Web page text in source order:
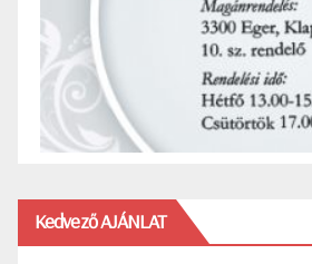
Kedvező AJÁNLAT